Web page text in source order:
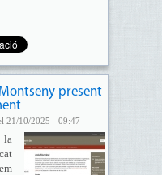
present
21/10/2025 - 09:47
la